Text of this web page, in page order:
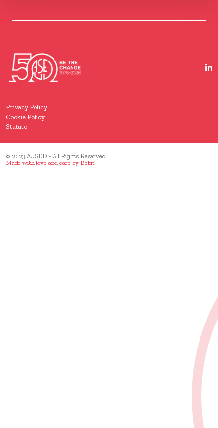
Privacy Policy
Cookie Policy
Statuto
© 2023 AUSED - All Rights Reserved
Made with love and care by Bebit